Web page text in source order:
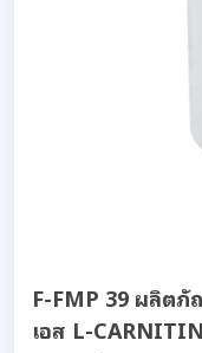
F-FMP 39 ผลิต
เอส L-